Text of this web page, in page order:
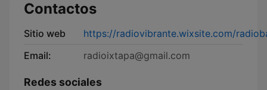
Contactos
Sitio web
https://radiovibrante.wixsite.com/
Email:
radioixtapa@gmail.com
Redes sociales